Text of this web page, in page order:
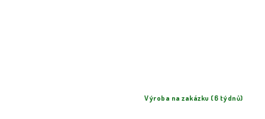
Výroba na zakázku (6 týdnů)